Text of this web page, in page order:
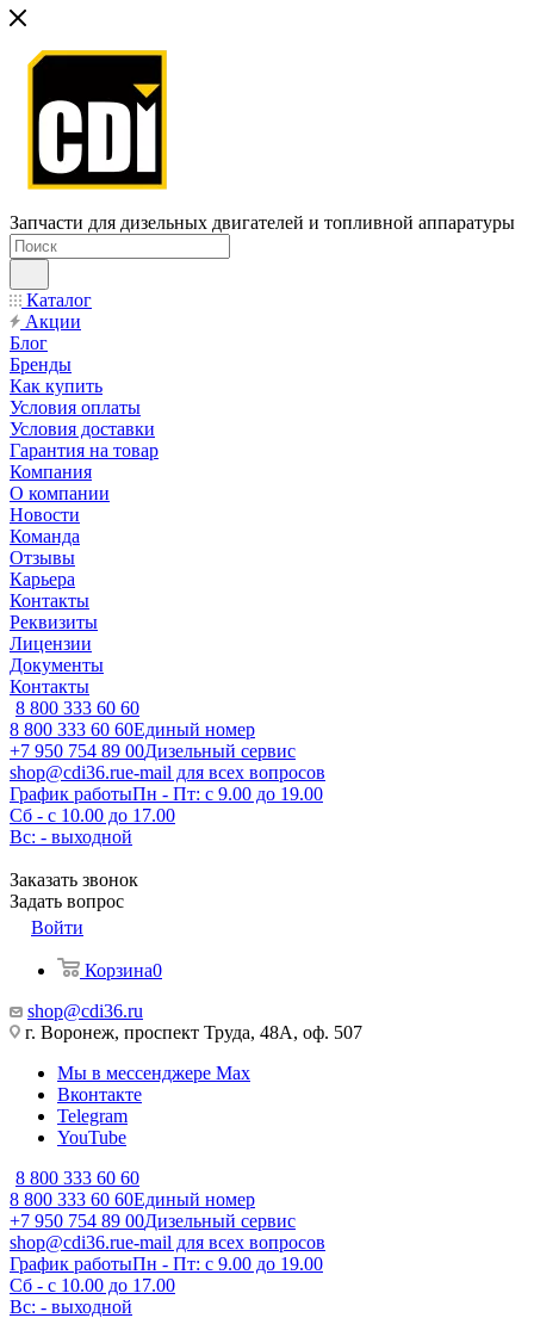
Запчасти для дизельных двигателей и топливной аппаратуры
Каталог
Акции
Блог
Бренды
Как купить
Условия оплаты
Условия доставки
Гарантия на товар
Компания
О компании
Новости
Команда
Отзывы
Карьера
Контакты
Реквизиты
Лицензии
Документы
Контакты
8 800 333 60 60
8 800 333 60 60Единый номер
+7 950 754 89 00Дизельный сервис
shop@cdi36.rue-mail для всех вопросов
График работыПн - Пт: с 9.00 до 19.00
Сб - с 10.00 до 17.00
Вс: - выходной
Заказать звонок
Задать вопрос
Войти
Корзина0
shop@cdi36.ru
г. Воронеж, проспект Труда, 48А, оф. 507
Мы в мессенджере Max
Вконтакте
Telegram
YouTube
8 800 333 60 60
8 800 333 60 60Единый номер
+7 950 754 89 00Дизельный сервис
shop@cdi36.rue-mail для всех вопросов
График работыПн - Пт: с 9.00 до 19.00
Сб - с 10.00 до 17.00
Вс: - выходной